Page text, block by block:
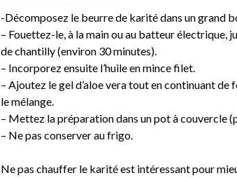
-Décomposez le beurre de karité dans un grand
– Fouettez-le, à la main ou au batteur électrique,
de chantilly (environ 30 minutes).
– Incorporez ensuite l’huile en mince filet.
– Ajoutez le gel d’aloe vera tout en continuant
le mélange.
– Mettez la préparation dans un pot à couvercle
– Ne pas conserver au frigo.
Ne pas chauffer le karité est intéressant pour